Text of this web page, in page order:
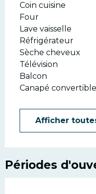
Coin cuisine
Four
Lave vaisselle
Réfrigérateur
Sèche cheveux
Télévision
Balcon
Canapé convertible
Afficher
Périodes